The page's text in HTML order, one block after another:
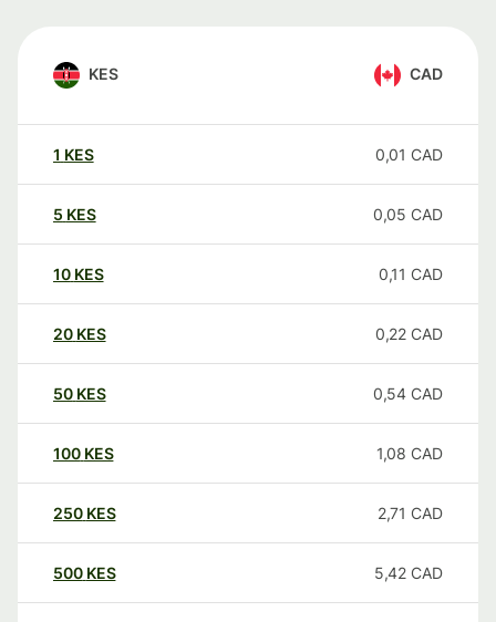
KES CAD
1 KES 0,01 CAD
5 KES 0,05 CAD
10 KES 0,11 CAD
20 KES 0,22 CAD
50 KES 0,54 CAD
100 KES 1,08 CAD
250 KES 2,71 CAD
500 KES 5,42 CAD